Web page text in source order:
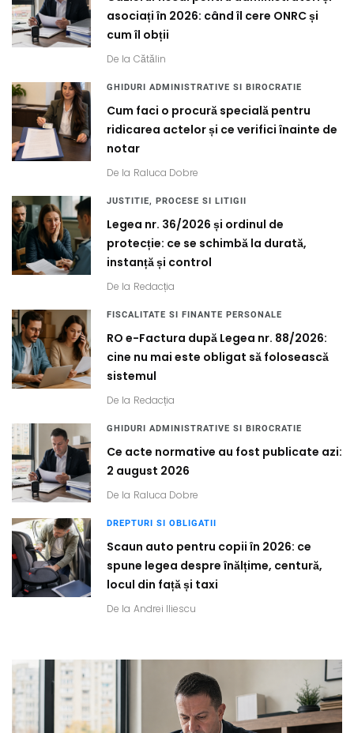
asociați în 2026: când îl cere ONRC și
cum îl obții
De la Cătălin
GHIDURI ADMINISTRATIVE SI BIROCRATIE
Cum faci o procură specială pentru
ridicarea actelor și ce verifici înainte de
notar
De la Raluca Dobre
JUSTITIE, PROCESE SI LITIGII
Legea nr. 36/2026 și ordinul de
protecție: ce se schimbă la durată,
instanță și control
De la Redacția
FISCALITATE SI FINANTE PERSONALE
RO e-Factura după Legea nr. 88/2026:
cine nu mai este obligat să folosească
sistemul
De la Redacția
GHIDURI ADMINISTRATIVE SI BIROCRATIE
Ce acte normative au fost publicate azi:
2 august 2026
De la Raluca Dobre
DREPTURI SI OBLIGATII
Scaun auto pentru copii în 2026: ce
spune legea despre înălțime, centură,
locul din față și taxi
De la Andrei Iliescu